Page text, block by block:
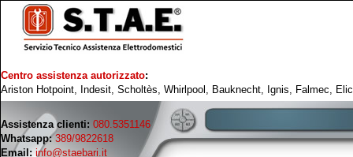
Centro assistenza autorizzato:
Ariston Hotpoint, Indesit, Scholtès, Whirlpool, Bauknecht, Ignis, Falmec,
Assistenza clienti: 080.5351146
Whatsapp: 389/9822618
Email: info@staebari.it